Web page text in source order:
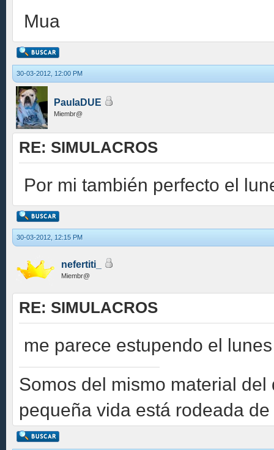
Mua
30-03-2012, 12:00 PM
PaulaDUE
Miembr@
RE: SIMULACROS
Por mi también perfecto el
30-03-2012, 12:15 PM
nefertiti_
Miembr@
RE: SIMULACROS
me parece estupendo el
Somos del mismo material
pequeña vida está rodeada